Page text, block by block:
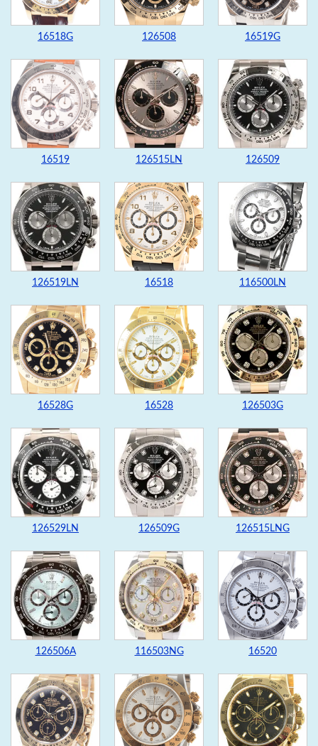
16518G 126508 16519G
16519 126515LN 126509
126519LN 16518 116500LN
16528G 16528 126503G
126529LN 126509G 126515LNG
126506A 116503NG 16520